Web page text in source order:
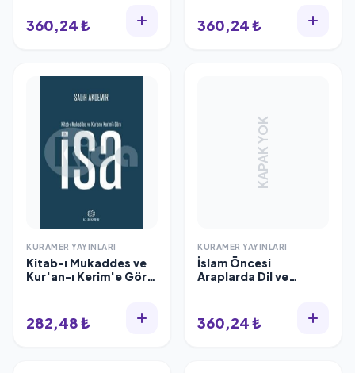
360,24 ₺ 360,24 ₺
KURAMER YAYINLARI
Kitab-ı Mukaddes ve
Kur'an-ı Kerim'e Göre
282,48 ₺
KAPAK YOK
KURAMER YAYINLARI
İslam Öncesi
Araplarda Dil ve
360,24 ₺